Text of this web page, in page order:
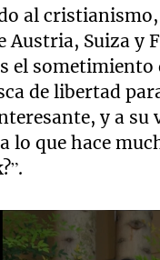
al cristianismo,
Austria, Suiza y
el
de libertad
y a su
lo que hace